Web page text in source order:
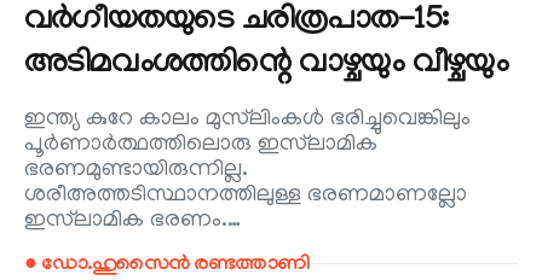
വർഗീയതയുടെ ചരിത്രപാത-15:
അടിമവംശത്തിന്റെ വാഴ്ചയും വീഴ്ചയും
ഇന്ത്യ കുറേ കാലം മുസ്‌ലിംകൾ ഭരിച്ചുവെങ്കിലും
പൂർണാർത്ഥത്തിലൊരു ഇസ്‌ലാമിക
ഭരണമുണ്ടായിരുന്നില്ല.
ശരീഅത്തടിസ്ഥാനത്തിലുള്ള ഭരണമാണല്ലോ
ഇസ്‌ലാമിക ഭരണം.…
● ഡോ.ഹുസൈൻ രണ്ടത്താണി